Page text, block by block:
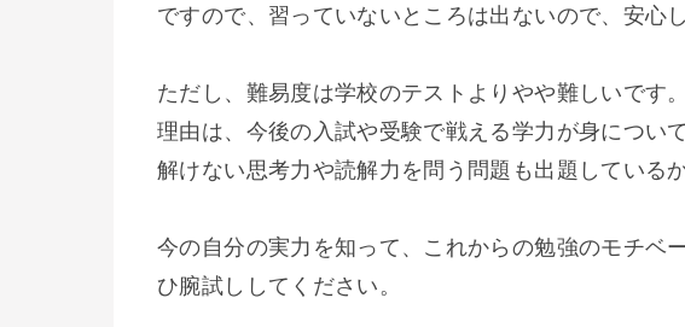
ですので、習っていないところは出ないので、安心
ただし、難易度は学校のテストよりやや難しいです。
理由は、今後の入試や受験で戦える学力が身につい
解けない思考力や読解力を問う問題も出題しているか
今の自分の実力を知って、これからの勉強のモチベ
ひ腕試ししてください。